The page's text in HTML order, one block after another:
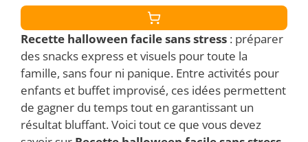
Recette halloween facile sans stress : préparer
des snacks express et visuels pour toute la
famille, sans four ni panique. Entre activités pour
enfants et buffet improvisé, ces idées permettent
de gagner du temps tout en garantissant un
résultat bluffant. Voici tout ce que vous devez